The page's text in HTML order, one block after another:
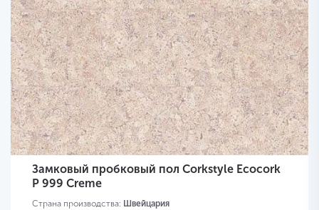
Замковый пробковый пол Corkstyle Ecocork
P 999 Creme
Страна производства: Швейцария